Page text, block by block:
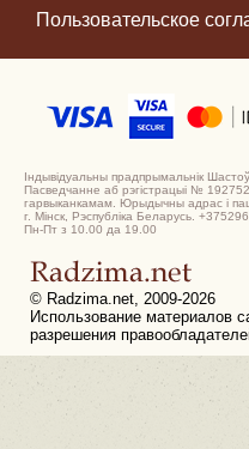
Пользовательское
Індывідуальны прадпрымальнік
Пасведчанне аб рэгістрацыі №
гарвыканкамам. Юрыдычны адрас і
г. Мінск, Рэспубліка Беларусь.
Пн-Пт з 10.00 да 19.00
© Radzima.net, 2009-2026
Использование материалов
разрешения